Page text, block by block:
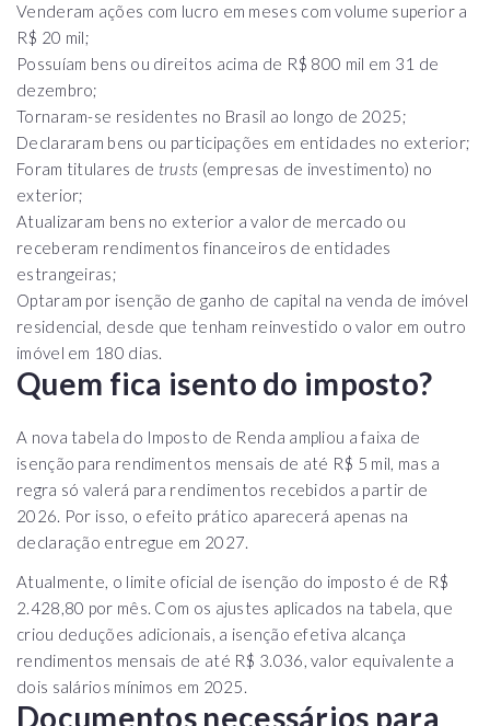
Venderam ações com lucro em meses com volume superior a
R$ 20 mil;
Possuíam bens ou direitos acima de R$ 800 mil em 31 de
dezembro;
Tornaram-se residentes no Brasil ao longo de 2025;
Declararam bens ou participações em entidades no exterior;
Foram titulares de trusts (empresas de investimento) no
exterior;
Atualizaram bens no exterior a valor de mercado ou
receberam rendimentos financeiros de entidades
estrangeiras;
Optaram por isenção de ganho de capital na venda de imóvel
residencial, desde que tenham reinvestido o valor em outro
imóvel em 180 dias.
Quem fica isento do imposto?
A nova tabela do Imposto de Renda ampliou a faixa de
isenção para rendimentos mensais de até R$ 5 mil, mas a
regra só valerá para rendimentos recebidos a partir de
2026. Por isso, o efeito prático aparecerá apenas na
declaração entregue em 2027.
Atualmente, o limite oficial de isenção do imposto é de R$
2.428,80 por mês. Com os ajustes aplicados na tabela, que
criou deduções adicionais, a isenção efetiva alcança
rendimentos mensais de até R$ 3.036, valor equivalente a
dois salários mínimos em 2025.
Documentos necessários para